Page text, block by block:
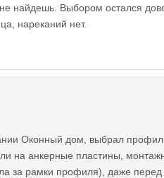
найдешь. Выбором остался
нареканий нет.
Оконный дом, выбрал
на анкерные пластины,
за рамки профиля), даже